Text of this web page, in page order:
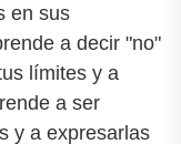
en sus
a decir "no"
límites y a
a ser
y a expresarlas